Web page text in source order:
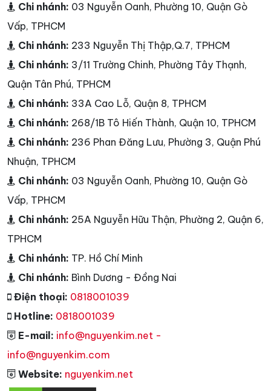
Chi nhánh: 03 Nguyễn Oanh, Phường 10, Quận Gò
Vấp, TPHCM
Chi nhánh: 233 Nguyễn Thị Thập,Q.7, TPHCM
Chi nhánh: 3/11 Trường Chinh, Phường Tây Thạnh,
Quận Tân Phú, TPHCM
Chi nhánh: 33A Cao Lỗ, Quận 8, TPHCM
Chi nhánh: 268/1B Tô Hiến Thành, Quận 10, TPHCM
Chi nhánh: 236 Phan Đăng Lưu, Phường 3, Quận Phú
Nhuận, TPHCM
Chi nhánh: 03 Nguyễn Oanh, Phường 10, Quận Gò
Vấp, TPHCM
Chi nhánh: 25A Nguyễn Hữu Thận, Phường 2, Quận 6,
TPHCM
Chi nhánh: TP. Hồ Chí Minh
Chi nhánh: Bình Dương - Đồng Nai
Điện thoại: 0818001039
Hotline: 0818001039
E-mail: info@nguyenkim.net -
info@nguyenkim.com
Website: nguyenkim.net